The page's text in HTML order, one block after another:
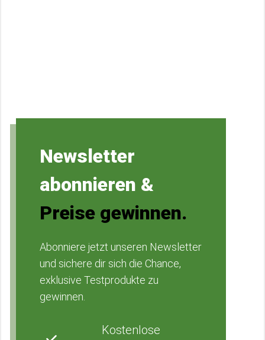
Newsletter
abonnieren &
Preise gewinnen.
Abonniere jetzt unseren Newsletter
und sichere dir sich die Chance,
exklusive Testprodukte zu
gewinnen.
Kostenlose